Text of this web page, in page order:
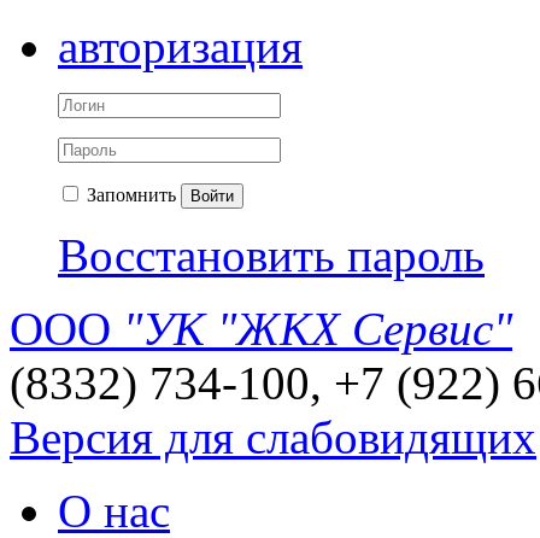
авторизация
Запомнить Войти
Восстановить пароль
ООО "УК "ЖКХ Сервис"
(8332) 734-100, +7 (922)
Версия для слабовидящих
О нас